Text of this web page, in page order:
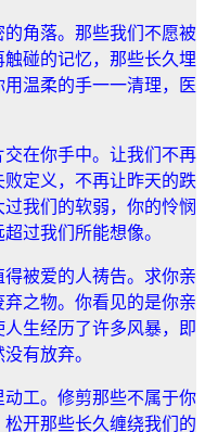
角落。那些我们不愿被
碰的记忆，那些长久埋
温柔的手一一清理，医
在你手中。让我们不再
定义，不再让昨天的跌
我们的软弱，你的怜悯
过我们所能想像。
被爱的人祷告。求你亲
之物。你看见的是你亲
生经历了许多风暴，即
有放弃。
工。修剪那些不属于你
开那些长久缠绕我们的